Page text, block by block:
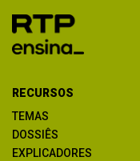
RECURSOS
TEMAS
DOSSIÊS
EXPLICADORES